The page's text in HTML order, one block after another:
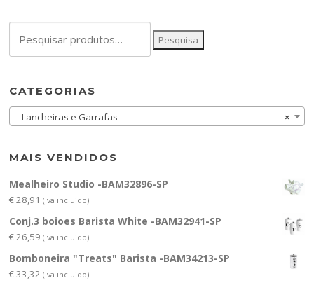
por:
Pesquisa
CATEGORIAS
×
Lancheiras e Garrafas
MAIS VENDIDOS
Mealheiro Studio -BAM32896-SP
€28,91 (Iva incluído)
Conj.3 boioes Barista White -BAM32941-SP
€26,59 (Iva incluído)
Bomboneira "Treats" Barista -BAM34213-SP
€33,32 (Iva incluído)